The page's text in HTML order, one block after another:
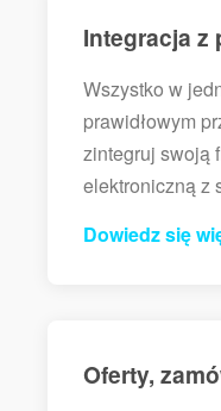
Integracja z
Wszystko w
prawidłowym
zintegruj swoją
elektroniczną z
Dowiedz się
Oferty,